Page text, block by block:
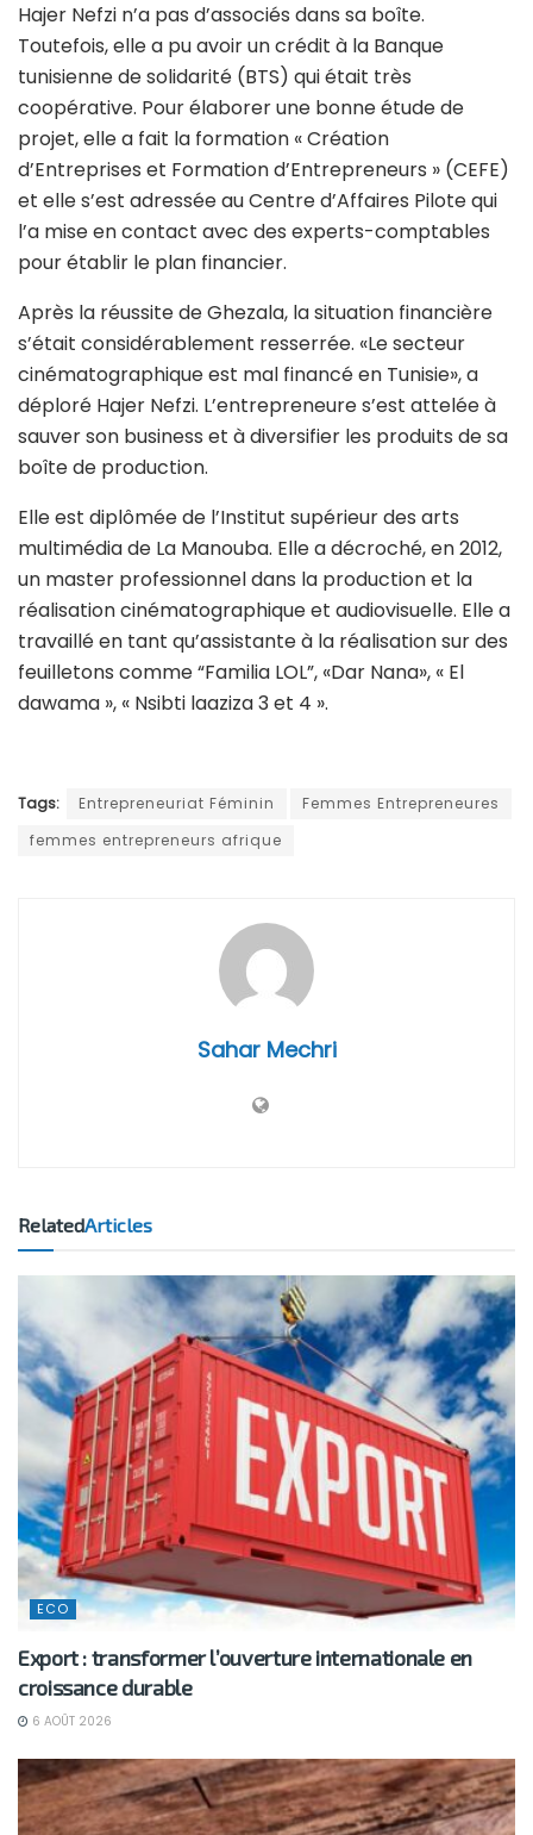
Hajer Nefzi n’a pas d’associés dans sa boîte.
Toutefois, elle a pu avoir un crédit à la Banque
tunisienne de solidarité (BTS) qui était très
coopérative. Pour élaborer une bonne étude de
projet, elle a fait la formation « Création
d’Entreprises et Formation d’Entrepreneurs » (CEFE)
et elle s’est adressée au Centre d’Affaires Pilote qui
l’a mise en contact avec des experts-comptables
pour établir le plan financier.
Après la réussite de Ghezala, la situation financière
s’était considérablement resserrée. «Le secteur
cinématographique est mal financé en Tunisie», a
déploré Hajer Nefzi. L’entrepreneure s’est attelée à
sauver son business et à diversifier les produits de sa
boîte de production.
Elle est diplômée de l’Institut supérieur des arts
multimédia de La Manouba. Elle a décroché, en 2012,
un master professionnel dans la production et la
réalisation cinématographique et audiovisuelle. Elle a
travaillé en tant qu’assistante à la réalisation sur des
feuilletons comme “Familia LOL”, «Dar Nana», « El
dawama », « Nsibti laaziza 3 et 4 ».
Tags: Entrepreneuriat Féminin
Femmes Entrepreneures
femmes entrepreneurs afrique
Sahar Mechri
RelatedArticles
ECO
Export : transformer l’ouverture internationale en
croissance durable
6 AOÛT 2026